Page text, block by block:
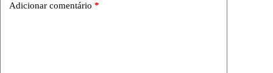
Adicionar comentário *